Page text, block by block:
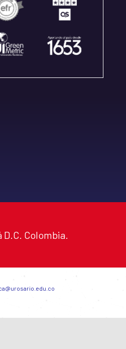
D.C. Colombia.